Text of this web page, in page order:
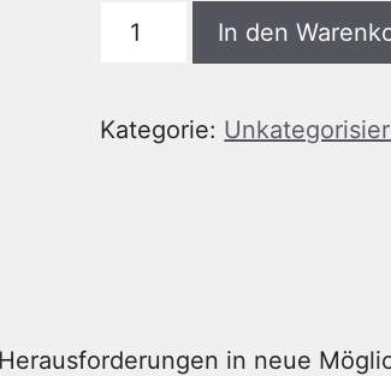
Onlinekurs
Raupe
In den
Kategorie:
in neue